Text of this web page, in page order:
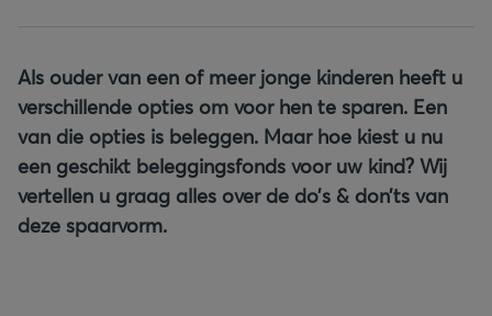
Als ouder van een of meer jonge kinderen heeft u
verschillende opties om voor hen te sparen. Een
van die opties is beleggen. Maar hoe kiest u nu
een geschikt beleggingsfonds voor uw kind? Wij
vertellen u graag alles over de do’s & don’ts van
deze spaarvorm.